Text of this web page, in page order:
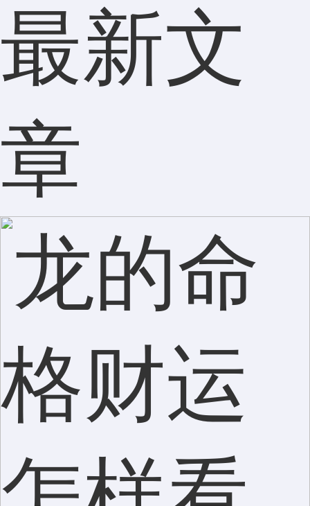
王先生 180****5302
领取了 八字财运报告 评价：
韩先生138****2017 38分钟前
严女士150****7431
领取了
郑先生
领取了八字财运报告 评价：
何女士138****8654 1星期前
领取了八字财运报告 评价：
洪女士180****3953 2天前
陈女士 150****9310
领取了 八字财运报告 评价：
150****7027 8分钟前
领取了八字财运报告 评价：
最新文
章